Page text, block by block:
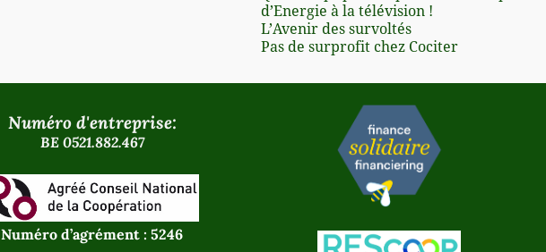
d’Energie à la télévision !
L’Avenir des survoltés
Pas de surprofit chez Cociter
Numéro d'entreprise:
BE 0521.882.467
Numéro d’agrément : 5246